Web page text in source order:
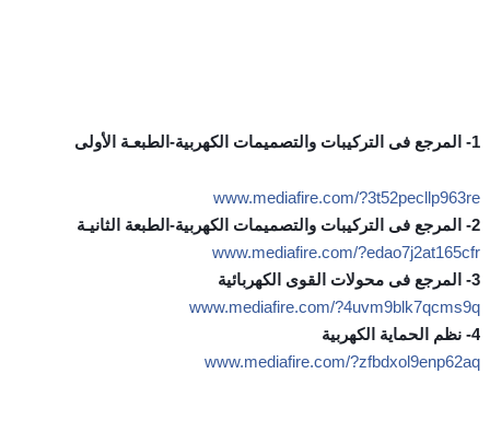
1- المرجع فى التركيبات والتصميمات الكهربية-الطبعـة الأولى
www.mediafire.com/?3t52pecllp963re
2- المرجع فى التركيبات والتصميمات الكهربية-الطبعة الثانيـة
www.mediafire.com/?edao7j2at165cfr
3- المرجع فى محولات القوى الكهربائية
www.mediafire.com/?4uvm9blk7qcms9q
4- نظم الحماية الكهربية
www.mediafire.com/?zfbdxol9enp62aq